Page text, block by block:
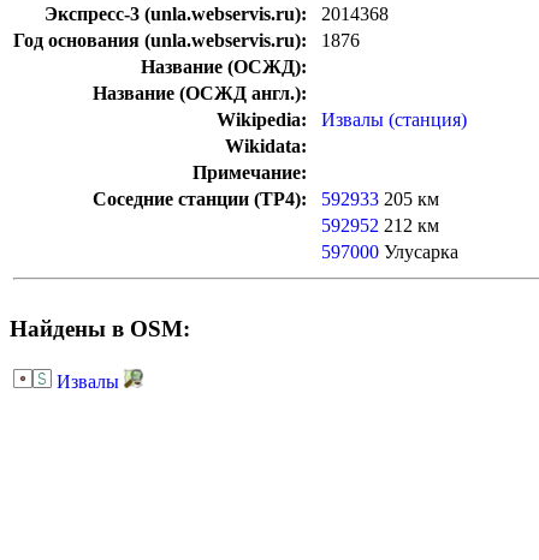
Экспресс-3 (unla.webservis.ru):
2014368
Год основания (unla.webservis.ru):
1876
Название (ОСЖД):
Название (ОСЖД англ.):
Wikipedia:
Извалы (станция)
Wikidata:
Примечание:
Соседние станции (ТР4):
592933 205 км
592952 212 км
597000 Улусарка
Найдены в OSM:
Извалы